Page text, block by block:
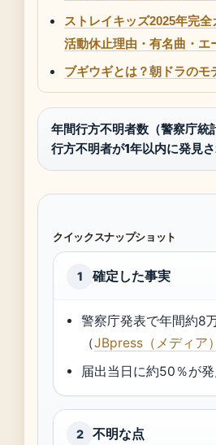
ストレイキッズ2025年完
活動休止理由・有名曲・エ
ブギウギとは？朝ドラの
年間行方不明者数（警察庁統
行方不明者が1年以内に発見
クイックスナップショット
1 確定した事実
警察庁発表で年間約8
（JBpress（メディア）
届出当日に約50％が
2 不明な点